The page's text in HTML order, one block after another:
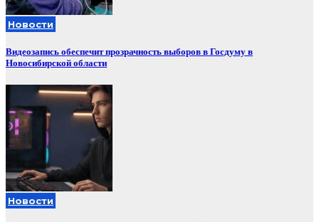
Новости
Видеозапись обеспечит прозрачность выборов в Госдуму в
Новосибирской области
Новости